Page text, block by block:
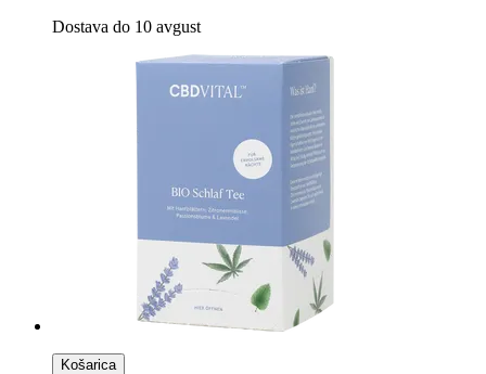
Dostava do 10 avgust
Košarica